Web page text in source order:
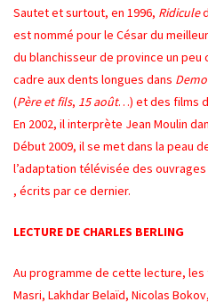
Sautet et surtout, en 1996, Ridicule
est nommé pour le César du
du blanchisseur de province un peu
cadre aux dents longues dans
(Père et fils, 15 août…) et des films
En 2002, il interprète Jean Moulin
Début 2009, il se met dans la peau
l’adaptation télévisée des ouvrages
, écrits par ce dernier.
LECTURE DE CHARLES BERLING
Au programme de cette lecture, les
Masri, Lakhdar Belaïd, Nicolas